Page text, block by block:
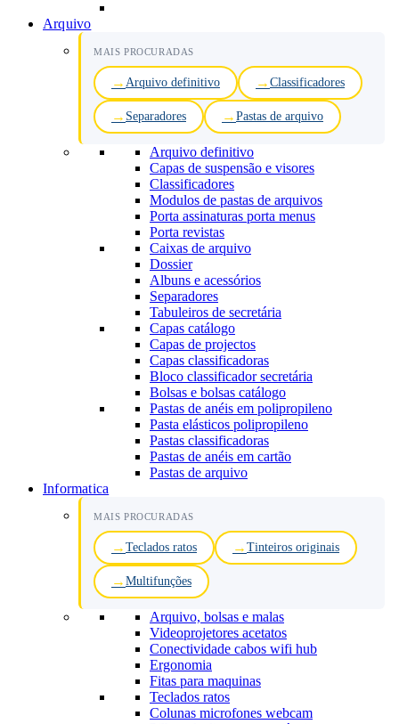
Arquivo
MAIS PROCURADAS
Arquivo definitivo Classificadores
Separadores Pastas de arquivo
Arquivo definitivo
Capas de suspensão e visores
Classificadores
Modulos de pastas de arquivos
Porta assinaturas porta menus
Porta revistas
Caixas de arquivo
Dossier
Albuns e acessórios
Separadores
Tabuleiros de secretária
Capas catálogo
Capas de projectos
Capas classificadoras
Bloco classificador secretária
Bolsas e bolsas catálogo
Pastas de anéis em polipropileno
Pasta elásticos polipropileno
Pastas classificadoras
Pastas de anéis em cartão
Pastas de arquivo
Informatica
MAIS PROCURADAS
Teclados ratos Tinteiros originais
Multifunções
Arquivo, bolsas e malas
Videoprojetores acetatos
Conectividade cabos wifi hub
Ergonomia
Fitas para maquinas
Teclados ratos
Colunas microfones webcam